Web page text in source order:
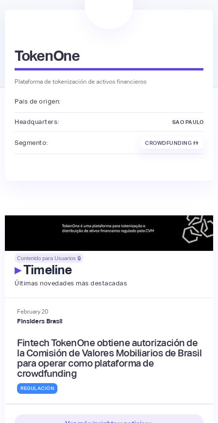
TokenOne
Plataforma de tokenización de activos financieros
País de origen:
Headquarters: SAO PAULO
Segmento: CROWDFUNDING 👫
Contenido para Usuarios 🔒
▸Timeline
Últimas novedades más destacadas
February20
Finsiders Brasil
Fintech TokenOne obtiene autorización de
la Comisión de Valores Mobiliarios de Brasil
para operar como plataforma de
crowdfunding
REGULACIÓN